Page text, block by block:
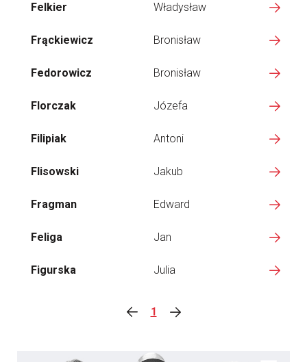
Felkier Władysław
Frąckiewicz Bronisław
Fedorowicz Bronisław
Florczak Józefa
Filipiak Antoni
Flisowski Jakub
Fragman Edward
Feliga Jan
Figurska Julia
1